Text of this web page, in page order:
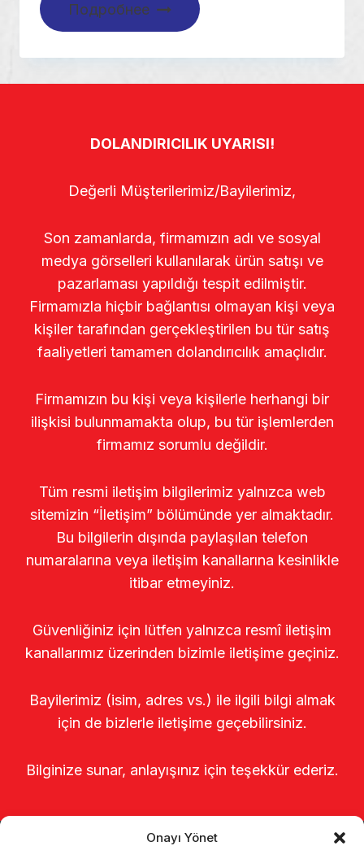
Onayı Yönet
Подробнее
DOLANDIRICILIK UYARISI!
Değerli Müşterilerimiz/Bayilerimiz,
Son zamanlarda, firmamızın adı ve sosyal
medya görselleri kullanılarak ürün satışı ve
pazarlaması yapıldığı tespit edilmiştir.
Firmamızla hiçbir bağlantısı olmayan kişi veya
kişiler tarafından gerçekleştirilen bu tür satış
faaliyetleri tamamen dolandırıcılık amaçlıdır.
Firmamızın bu kişi veya kişilerle herhangi bir
ilişkisi bulunmamakta olup, bu tür işlemlerden
firmamız sorumlu değildir.
Tüm resmi iletişim bilgilerimiz yalnızca web
sitemizin “İletişim” bölümünde yer almaktadır.
Bu bilgilerin dışında paylaşılan telefon
numaralarına veya iletişim kanallarına kesinlikle
itibar etmeyiniz.
Güvenliğiniz için lütfen yalnızca resmî iletişim
kanallarımız üzerinden bizimle iletişime geçiniz.
Bayilerimiz (isim, adres vs.) ile ilgili bilgi almak
için de bizlerle iletişime geçebilirsiniz.
Bilginize sunar, anlayışınız için teşekkür ederiz.